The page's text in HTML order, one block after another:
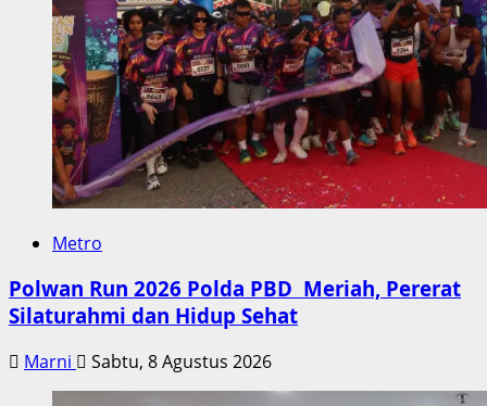
Metro
Polwan Run 2026 Polda PBD Meriah, Pererat
Silaturahmi dan Hidup Sehat
Marni Sabtu, 8 Agustus 2026